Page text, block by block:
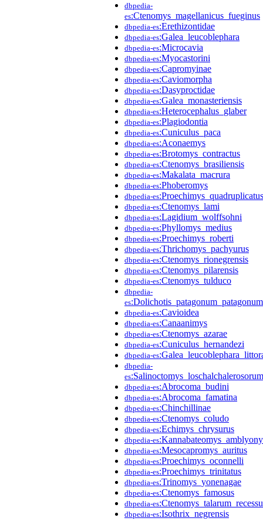
dbpedia-
es:Ctenomys_magellanicus_fueginus
dbpedia-es:Erethizontidae
dbpedia-es:Galea_leucoblephara
dbpedia-es:Microcavia
dbpedia-es:Myocastorini
dbpedia-es:Capromyinae
dbpedia-es:Caviomorpha
dbpedia-es:Dasyproctidae
dbpedia-es:Galea_monasteriensis
dbpedia-es:Heterocephalus_glaber
dbpedia-es:Plagiodontia
dbpedia-es:Cuniculus_paca
dbpedia-es:Aconaemys
dbpedia-es:Brotomys_contractus
dbpedia-es:Ctenomys_brasiliensis
dbpedia-es:Makalata_macrura
dbpedia-es:Phoberomys
dbpedia-es:Proechimys_quadruplicatus
dbpedia-es:Ctenomys_lami
dbpedia-es:Lagidium_wolffsohni
dbpedia-es:Phyllomys_medius
dbpedia-es:Proechimys_roberti
dbpedia-es:Thrichomys_pachyurus
dbpedia-es:Ctenomys_rionegrensis
dbpedia-es:Ctenomys_pilarensis
dbpedia-es:Ctenomys_tulduco
dbpedia-
es:Dolichotis_patagonum_patagonum
dbpedia-es:Cavioidea
dbpedia-es:Canaanimys
dbpedia-es:Ctenomys_azarae
dbpedia-es:Cuniculus_hernandezi
dbpedia-es
dbpedia-
es:Salinoctomys_loschalchalerosorum
dbpedia-es:Abrocoma_budini
dbpedia-es:Abrocoma_famatina
dbpedia-es:Chinchillinae
dbpedia-es:Ctenomys_coludo
dbpedia-es:Echimys_chrysurus
dbpedia-es
dbpedia-es:Mesocapromys_auritus
dbpedia-es:Proechimys_oconnelli
dbpedia-es:Proechimys_trinitatus
dbpedia-es:Trinomys_yonenagae
dbpedia-es:Ctenomys_famosus
dbpedia-es
dbpedia-es:Isothrix_negrensis